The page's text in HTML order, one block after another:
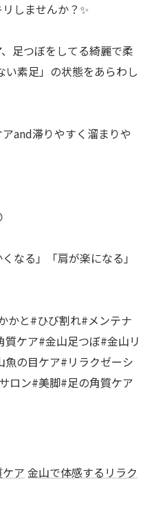
しませんか？✨
足つぼをしてる綺麗で柔
い素足」の状態をあらわし
and滞りやすく溜まりや
なる」「肩が楽になる」
かと#ひび割れ#メンテナ
ケア#金山足つぼ#金山リ
の目ケア#リラクゼーシ
ロン#美脚#足の角質ケア
ア 金山で体感するリラク